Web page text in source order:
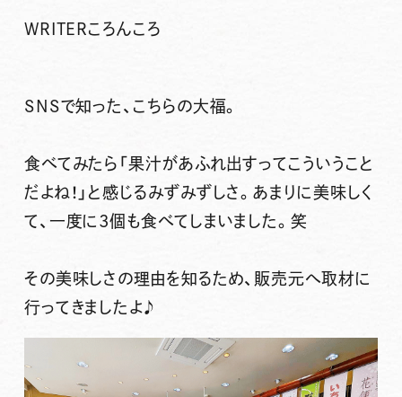
WRITERころんころ
SNSで知った、こちらの大福。
食べてみたら「果汁があふれ出すってこういうこと
だよね！」と感じるみずみずしさ。あまりに美味しく
て、一度に3個も食べてしまいました。笑
その美味しさの理由を知るため、販売元へ取材に
行ってきましたよ♪